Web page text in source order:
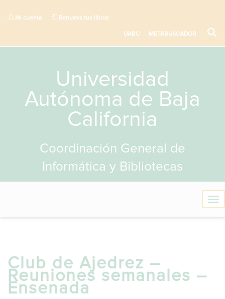
Mi cuenta Renueva tus libros
UABC METABUSCADOR
Universidad
Autónoma de Baja
California
Coordinación General de
Informática y Bibliotecas
T
o
Club de Ajedrez –
Reuniones semanales –
Ensenada